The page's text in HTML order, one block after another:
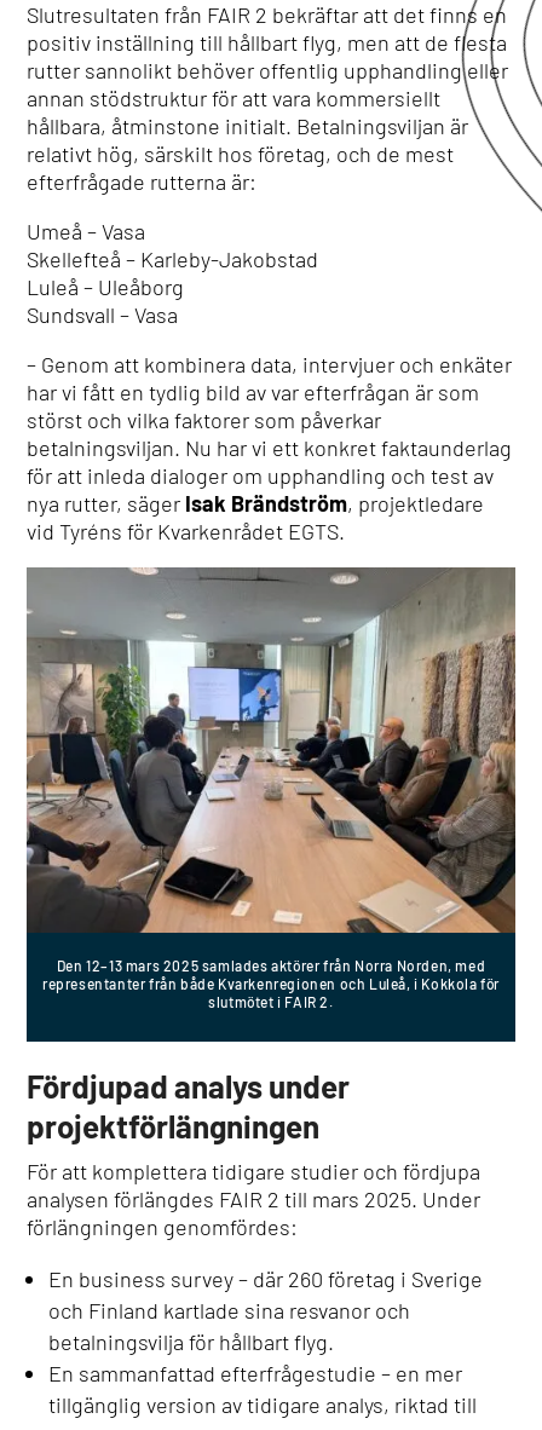
Slutresultaten från FAIR 2 bekräftar att det finns en
positiv inställning till hållbart flyg, men att de flesta
rutter sannolikt behöver offentlig upphandling eller
annan stödstruktur för att vara kommersiellt
hållbara, åtminstone initialt. Betalningsviljan är
relativt hög, särskilt hos företag, och de mest
efterfrågade rutterna är:
Umeå – Vasa
Skellefteå – Karleby-Jakobstad
Luleå – Uleåborg
Sundsvall – Vasa
– Genom att kombinera data, intervjuer och enkäter
har vi fått en tydlig bild av var efterfrågan är som
störst och vilka faktorer som påverkar
betalningsviljan. Nu har vi ett konkret faktaunderlag
för att inleda dialoger om upphandling och test av
nya rutter, säger Isak Brändström, projektledare
vid Tyréns för Kvarkenrådet EGTS.
Den 12–13 mars 2025 samlades aktörer från Norra Norden, med
representanter från både Kvarkenregionen och Luleå, i Kokkola för
slutmötet i FAIR 2.
Fördjupad analys under
projektförlängningen
För att komplettera tidigare studier och fördjupa
analysen förlängdes FAIR 2 till mars 2025. Under
förlängningen genomfördes:
En business survey – där 260 företag i Sverige
och Finland kartlade sina resvanor och
betalningsvilja för hållbart flyg.
En sammanfattad efterfrågestudie – en mer
tillgänglig version av tidigare analys, riktad till